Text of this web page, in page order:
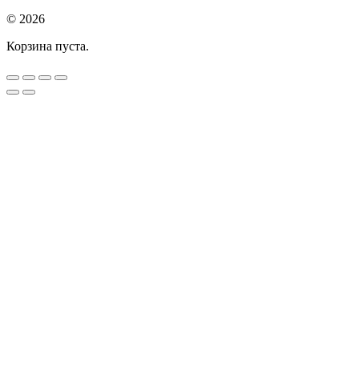
© 2026
Корзина пуста.